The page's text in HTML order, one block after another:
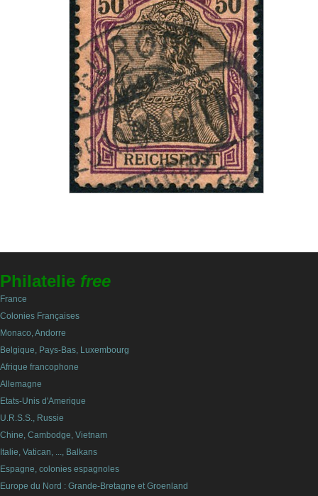
Philatelie free
France
Colonies Françaises
Monaco, Andorre
Belgique, Pays-Bas, Luxembourg
Afrique francophone
Allemagne
Etats-Unis d'Amerique
U.R.S.S., Russie
Chine, Cambodge, Vietnam
Italie, Vatican, ..., Balkans
Espagne, colonies espagnoles
Europe du Nord : Grande-Bretagne et Groenland